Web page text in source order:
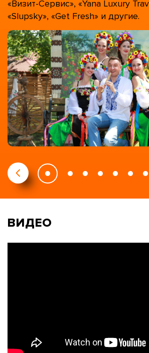
«Визит-Сервис», «Yana Luxury
«Slupsky», «Get Fresh» и другие.
ВИДЕО